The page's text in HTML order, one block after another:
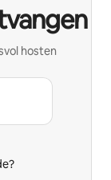
hosten